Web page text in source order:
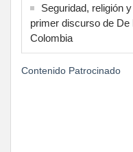
Seguridad, religión
primer discurso de
Colombia
Contenido Patrocinado